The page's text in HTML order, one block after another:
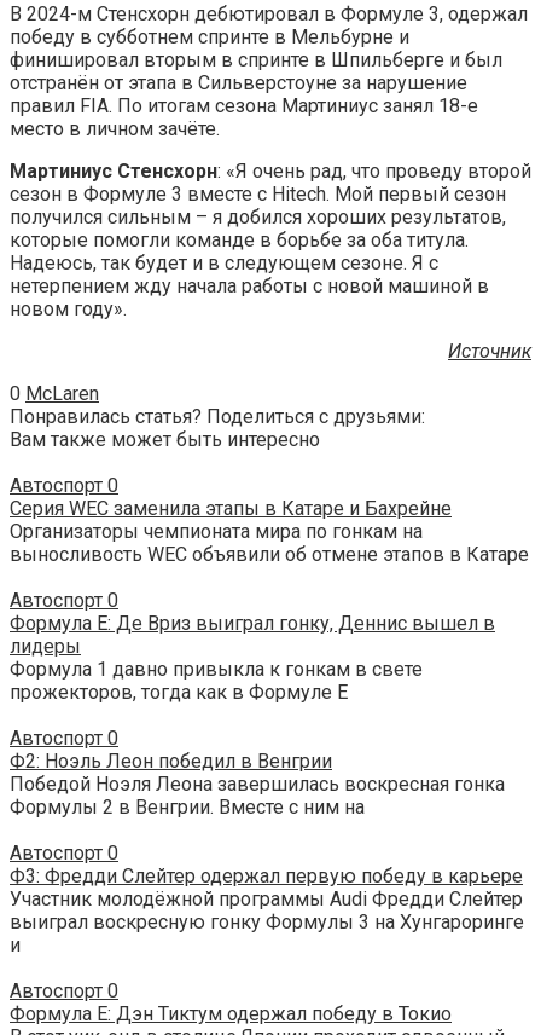
В 2024-м Стенсхорн дебютировал в Формуле 3, одержал
победу в субботнем спринте в Мельбурне и
финишировал вторым в спринте в Шпильберге и был
отстранён от этапа в Сильверстоуне за нарушение
правил FIA. По итогам сезона Мартиниус занял 18-е
место в личном зачёте.
Мартиниус Стенсхорн: «Я очень рад, что проведу второй
сезон в Формуле 3 вместе с Hitech. Мой первый сезон
получился сильным – я добился хороших результатов,
которые помогли команде в борьбе за оба титула.
Надеюсь, так будет и в следующем сезоне. Я с
нетерпением жду начала работы с новой машиной в
новом году».
Источник
0 McLaren
Понравилась статья? Поделиться с друзьями:
Вам также может быть интересно
Автоспорт 0
Серия WEC заменила этапы в Катаре и Бахрейне
Организаторы чемпионата мира по гонкам на
выносливость WEC объявили об отмене этапов в Катаре
Автоспорт 0
Формула E: Де Вриз выиграл гонку, Деннис вышел в
лидеры
Формула 1 давно привыкла к гонкам в свете
прожекторов, тогда как в Формуле E
Автоспорт 0
Ф2: Ноэль Леон победил в Венгрии
Победой Ноэля Леона завершилась воскресная гонка
Формулы 2 в Венгрии. Вместе с ним на
Автоспорт 0
Ф3: Фредди Слейтер одержал первую победу в карьере
Участник молодёжной программы Audi Фредди Слейтер
выиграл воскресную гонку Формулы 3 на Хунгароринге
и
Автоспорт 0
Формула E: Дэн Тиктум одержал победу в Токио